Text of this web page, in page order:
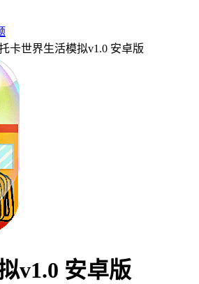
卡世界生活模拟v1.0 安卓版
v1.0 安卓版